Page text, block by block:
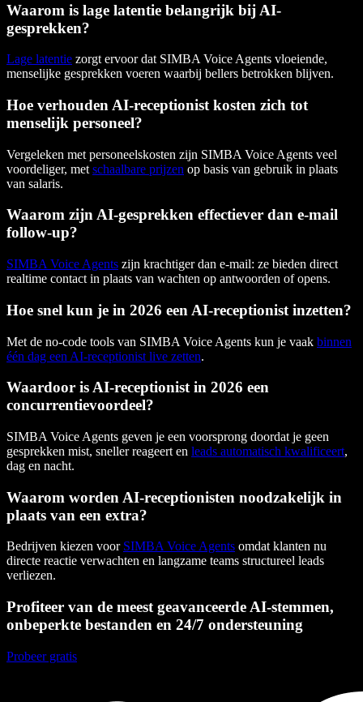
Waarom is lage latentie belangrijk bij AI-
gesprekken?
Lage latentie zorgt ervoor dat SIMBA Voice Agents vloeiende,
menselijke gesprekken voeren waarbij bellers betrokken blijven.
Hoe verhouden AI-receptionist kosten zich tot
menselijk personeel?
Vergeleken met personeelskosten zijn SIMBA Voice Agents veel
voordeliger, met schaalbare prijzen op basis van gebruik in plaats
van salaris.
Waarom zijn AI-gesprekken effectiever dan e-mail
follow-up?
SIMBA Voice Agents zijn krachtiger dan e-mail: ze bieden direct
realtime contact in plaats van wachten op antwoorden of opens.
Hoe snel kun je in 2026 een AI-receptionist inzetten?
Met de no-code tools van SIMBA Voice Agents kun je vaak binnen
één dag een AI-receptionist live zetten.
Waardoor is AI-receptionist in 2026 een
concurrentievoordeel?
SIMBA Voice Agents geven je een voorsprong doordat je geen
gesprekken mist, sneller reageert en leads automatisch kwalificeert,
dag en nacht.
Waarom worden AI-receptionisten noodzakelijk in
plaats van een extra?
Bedrijven kiezen voor SIMBA Voice Agents omdat klanten nu
directe reactie verwachten en langzame teams structureel leads
verliezen.
Profiteer van de meest geavanceerde AI-stemmen,
onbeperkte bestanden en 24/7 ondersteuning
Probeer gratis